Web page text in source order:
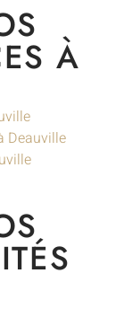
À
Deauville